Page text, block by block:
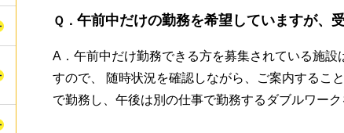
Ｑ． 午前中だけの勤務を希望していますが、
A．午前中だけ勤務できる方を募集されている施設
すので、 随時状況を確認しながら、ご案内するこ
で勤務し、午後は別の仕事で勤務するダブルワーク